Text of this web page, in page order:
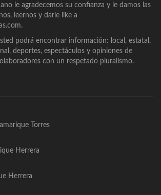
le agradecemos su confianza y le damos las
leernos y darle like a
podrá encontrar información: local, estatal,
deportes, espectáculos y opiniones de
con un respetado pluralismo.
Torres
Herrera
Herrera